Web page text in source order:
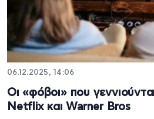
06.12.2025, 14:06
Οι «φόβοι» που
Netflix και Warner Bros